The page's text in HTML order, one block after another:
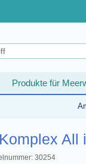
Produkte für
All
30254